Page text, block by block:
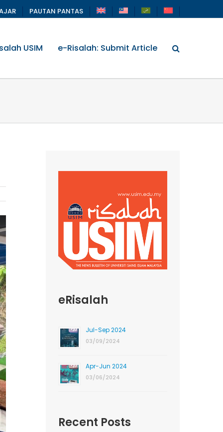
PAUTAN PANTAS
USIM e-Risalah: Submit Article
eRisalah
Jul-Sep 2024
03/09/2024
Apr-Jun 2024
03/06/2024
Recent Posts